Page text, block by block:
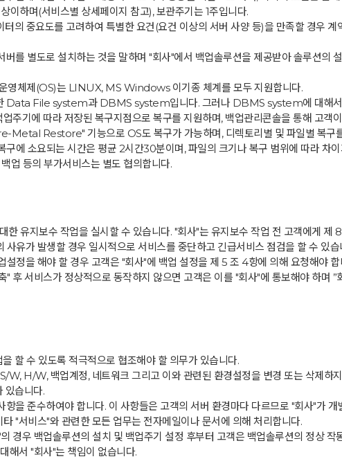
하며(서비스별 상세페이지 참고), 보관주기는 1주입니다.
의 중요도를 고려하여 특별한 요건(요건 이상의 서버 사양 등)을 만족할 경우
를 별도로 설치하는 것을 말하며 "회사"에서 백업솔루션을 제공받아 솔루션의
영체제(OS)는 LINUX, MS Windows 이기종 체계를 모두 지원합니다.
Data File system과 DBMS system입니다. 그러나 DBMS system에 대해서
주기에 따라 저장된 복구지점으로 복구를 지원하며, 백업관리콘솔을 통해 고객
Metal Restore" 기능으로 OS도 복구가 가능하며, 디렉토리별 및 파일별 복구
에 소요되는 시간은 평균 2시간30분이며, 파일의 크기나 복구 범위에 따라 차이
등의 부가서비스는 별도 협의합니다.
유지보수 작업을 실시할 수 있습니다. "회사"는 유지보수 작업 전 고객에게 제
유가 발생할 경우 일시적으로 서비스를 중단하고 긴급서비스 점검을 할 수 있습
정을 해야 할 경우 고객은 "회사"에 백업 설정을 제 5 조 4항에 의해 요청해야 합
후 서비스가 정상적으로 동작하지 않으면 고객은 이를 "회사"에 통보해야 하며 ”
할 수 있도록 적극적으로 협조해야 할 의무가 있습니다.
H/W, 백업계정, 네트워크 그리고 이와 관련된 환경설정을 변경 또는 삭제하
있습니다.
을 준수하여야 합니다. 이 사항들은 고객의 서버 환경마다 다르므로 "회사"가 개
"서비스"와 관련한 모든 업무는 전자메일이나 문서에 의해 처리합니다.
경우 백업솔루션의 설치 및 백업주기 설정 후부터 고객은 백업솔루션의 정상
해서 "회사"는 책임이 없습니다.